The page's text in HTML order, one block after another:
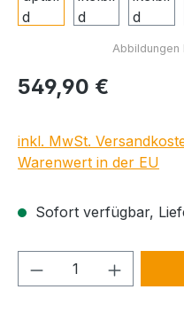
Regulärer Preis:
549,90 €
inkl. MwSt.
Warenwert in der EU
Sofort verfügbar,
Produkt